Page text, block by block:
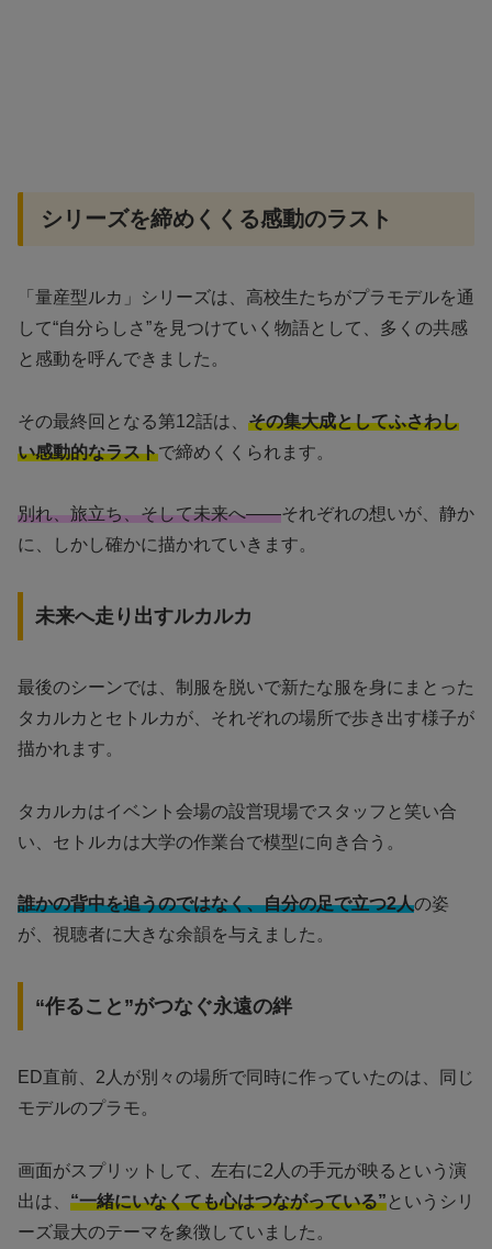
シリーズを締めくくる感動のラスト
「量産型ルカ」シリーズは、高校生たちがプラモデルを通
して“自分らしさ”を見つけていく物語として、多くの共感
と感動を呼んできました。
その最終回となる第12話は、 その集大成としてふさわし
い感動的なラストで締めくくられます。
別れ、旅立ち、そして未来へ――それぞれの想いが、静か
に、しかし確かに描かれていきます。
未来へ走り出すルカルカ
最後のシーンでは、制服を脱いで新たな服を身にまとった
タカルカとセトルカが、それぞれの場所で歩き出す様子が
描かれます。
タカルカはイベント会場の設営現場でスタッフと笑い合
い、セトルカは大学の作業台で模型に向き合う。
誰かの背中を追うのではなく、自分の足で立つ2人の姿
が、視聴者に大きな余韻を与えました。
“作ること”がつなぐ永遠の絆
ED直前、2人が別々の場所で同時に作っていたのは、同じ
モデルのプラモ。
画面がスプリットして、左右に2人の手元が映るという演
出は、 “一緒にいなくても心はつながっている”というシリ
ーズ最大のテーマを象徴していました。